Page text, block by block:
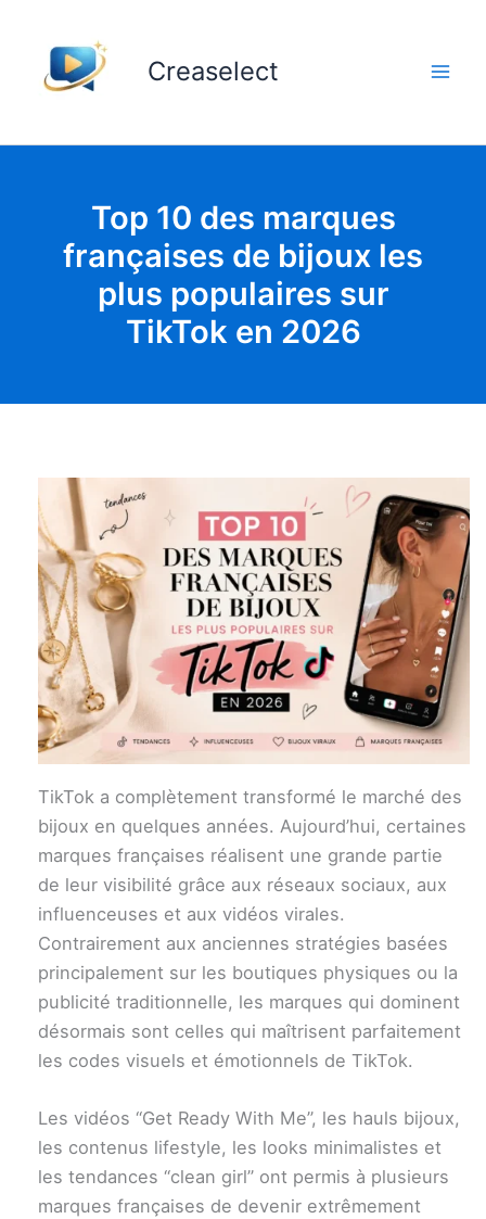
contenu
Creaselect
Top 10 des marques
françaises de bijoux les
plus populaires sur
TikTok en 2026
TikTok a complètement transformé le marché des
bijoux en quelques années. Aujourd’hui, certaines
marques françaises réalisent une grande partie
de leur visibilité grâce aux réseaux sociaux, aux
influenceuses et aux vidéos virales.
Contrairement aux anciennes stratégies basées
principalement sur les boutiques physiques ou la
publicité traditionnelle, les marques qui dominent
désormais sont celles qui maîtrisent parfaitement
les codes visuels et émotionnels de TikTok.
Les vidéos “Get Ready With Me”, les hauls bijoux,
les contenus lifestyle, les looks minimalistes et
les tendances “clean girl” ont permis à plusieurs
marques françaises de devenir extrêmement